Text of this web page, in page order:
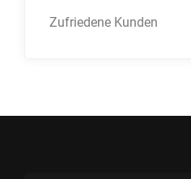
Zufriedene Kunden